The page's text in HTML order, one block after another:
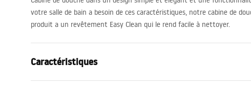
votre salle de bain a besoin de ces caractéristiques, notre cabine de
produit a un revêtement Easy Clean qui le rend facile à nettoyer.
Caractéristiques